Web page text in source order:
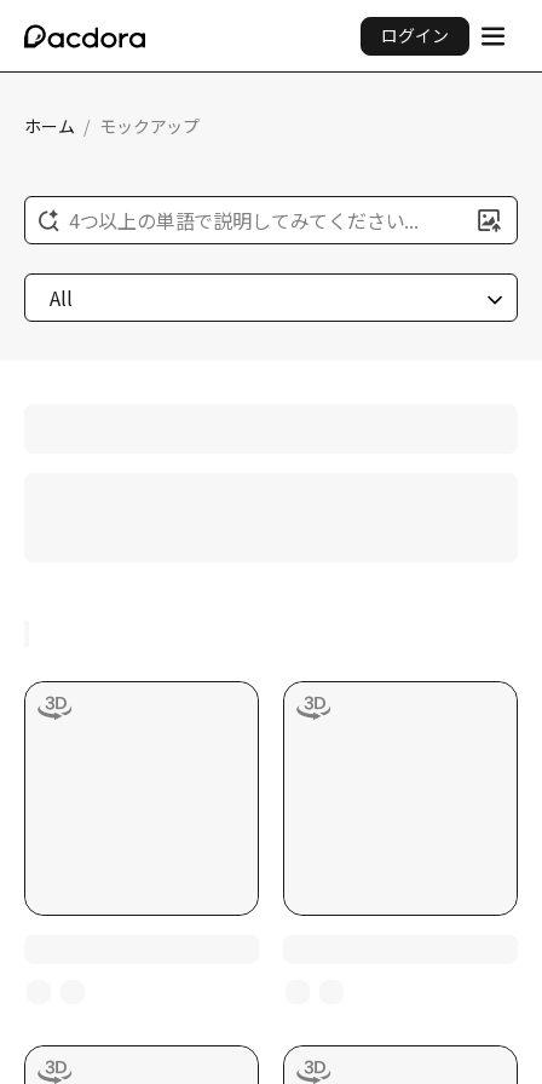
ログイン
ホーム / モックアップ
4つ以上の単語で説明してみてください...
All